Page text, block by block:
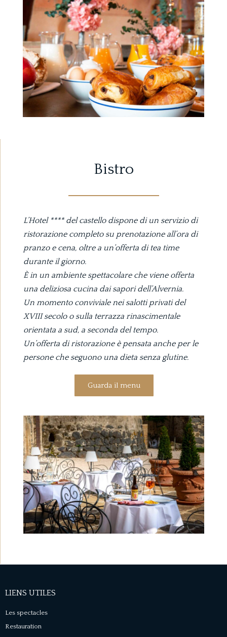
Bistro
L’Hotel **** del castello dispone di un servizio di
ristorazione completo su prenotazione all’ora di
pranzo e cena, oltre a un’offerta di tea time
durante il giorno.
È in un ambiente spettacolare che viene offerta
una deliziosa cucina dai sapori dell’Alvernia.
Un momento conviviale nei salotti privati del
XVIII secolo o sulla terrazza rinascimentale
orientata a sud, a seconda del tempo.
Un’offerta di ristorazione è pensata anche per le
persone che seguono una dieta senza glutine.
Guarda il menu
LIENS UTILES
Les spectacles
Restauration